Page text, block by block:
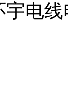
电线